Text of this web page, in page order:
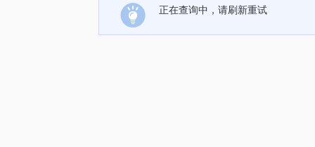
正在查询中，请刷新重试